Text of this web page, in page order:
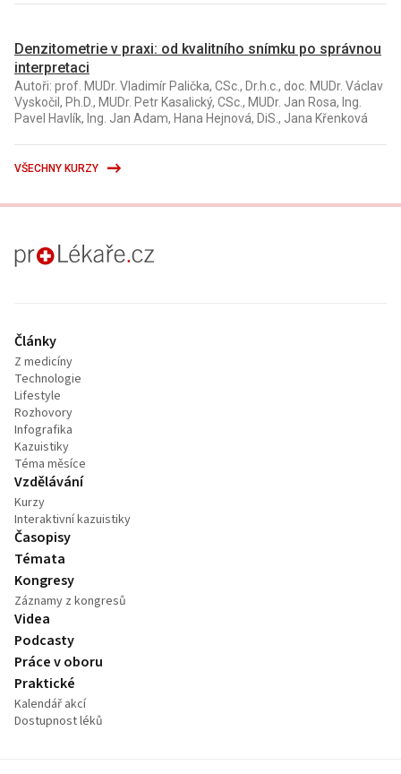
Denzitometrie v praxi: od kvalitního snímku po správnou
interpretaci
Autoři: prof. MUDr. Vladimír Palička, CSc., Dr.h.c., doc. MUDr. Václav
Vyskočil, Ph.D., MUDr. Petr Kasalický, CSc., MUDr. Jan Rosa, Ing.
Pavel Havlík, Ing. Jan Adam, Hana Hejnová, DiS., Jana Křenková
VŠECHNY KURZY
proLékaře.cz
Články
Z medicíny
Technologie
Lifestyle
Rozhovory
Infografika
Kazuistiky
Téma měsíce
Vzdělávání
Kurzy
Interaktivní kazuistiky
Časopisy
Témata
Kongresy
Záznamy z kongresů
Videa
Podcasty
Práce v oboru
Praktické
Kalendář akcí
Dostupnost léků